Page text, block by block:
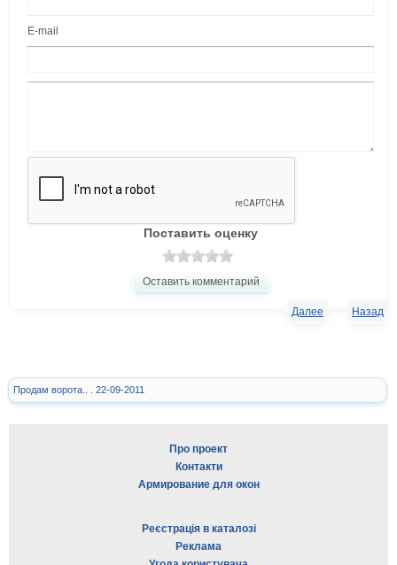
E-mail
Поставить оценку
Оставить комментарий
Назад
Далее
Продам ворота.. . 22-09-2011
Про проект
Контакти
Армирование для окон
Реєстрація в каталозі
Реклама